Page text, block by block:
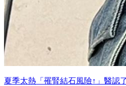
夏季太熱「罹腎結石風險↑」醫認